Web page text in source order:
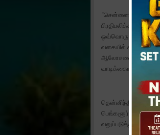
“சென்னையில் எங்கள்
பிரதிபலிக்க
ஒவ்வொரு கலெக்ஷனும்
வகையில் கவனமாகத்
ஆலோசனைகளோடு,
தென்னிந்தியாவில்
பெங்களூர்,
வலுப்படுத்திய